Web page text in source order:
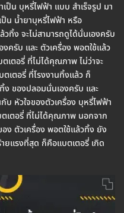
ป็น บุหรี่ไฟฟ้า แบบ สำเร็จรูป มา
ป็น น้ำยาบุหรี่ไฟฟ้า หรือ
ทิ้ง จะไม่สามารถดูได้นั่นเองครับ
ครับ และ ตัวเครื่อง พอตใช้แล้ว
เตอรี่ ที่ไม่ได้คุณภาพ ไม่ว่าจะ
เตอรี่ ที่โรงงานทิ้งแล้ว ก็
ง ของปลอมนั่นเองครับ และ
บ หัวใจของตัวเครื่อง บุหรี่ไฟฟ้า
ตเตอรี่ ที่ไม่ได้คุณภาพ นอกจาก
ง ตัวเครื่อง พอตใช้แล้วทิ้ง ยัง
ยแรงที่สุด ก็คือแบตเตอรี่ เกิด